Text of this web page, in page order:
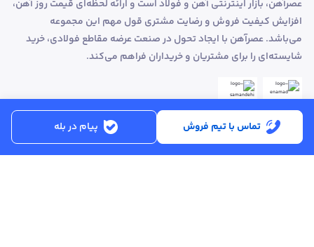
تماس با تیم فروش پیام در بله
عصرآهن، بازار اینترنتی آهن و فولاد است و ارائه لحظه‌ای قیمت روز آهن،
افزایش کیفیت فروش و رضایت مشتری قول مهم این مجموعه
می‌باشد. عصرآهن با ایجاد تحول در صنعت عرضه مقاطع فولادی، خرید
شایسته‌ای را برای مشتریان و خریداران فراهم می‌کند.
ساعت کاری:شنبه تا پنجشنبه از ساعت 8:30 تا 17:00